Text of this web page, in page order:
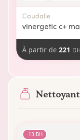
Caudalie
vinergetic c+
À partir de 221 DH
-13 DH